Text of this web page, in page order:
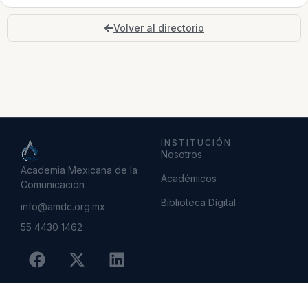
Volver al directorio
Academia Mexicana de la
Comunicación
info@amdc.org.mx
55 4430 1462
INSTITUCIÓN
Nosotros
Académicos
Biblioteca Dígital